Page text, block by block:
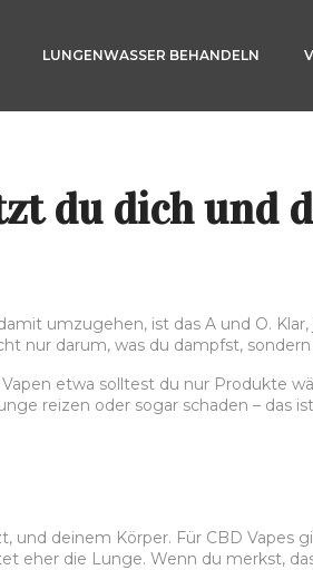
LUNGENWASSER BEHANDELN
du dich und
umzugehen, ist das A und O.
nur darum, was du dampfst,
etwa solltest du nur Produkte
reizen oder sogar schaden – das
und deinem Körper. Für CBD Vapes
eher die Lunge. Wenn du merkst,